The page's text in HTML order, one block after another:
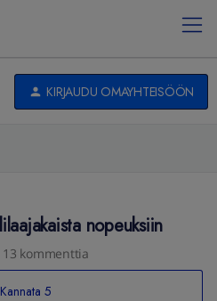
KIRJAUDU OMAYHTEISÖÖN
nopeuksiin
13 kommenttia
Kannata 5